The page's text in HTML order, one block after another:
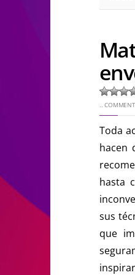
..
Toda
hacen
hasta
sus
que